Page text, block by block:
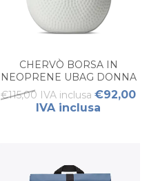
CHERVÒ BORSA IN
NEOPRENE UBAG DONNA
€115,00 IVA inclusa €92,00
IVA inclusa